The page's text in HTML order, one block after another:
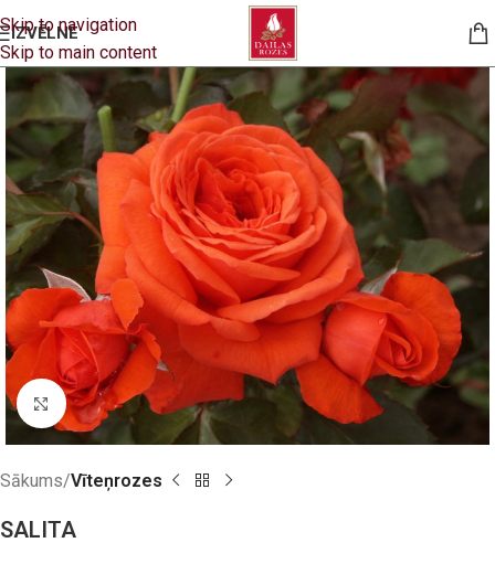
Skip to navigation
Skip to main content
IZVĒLNE
Click to enlarge
Sākums Vīteņrozes
SALITA